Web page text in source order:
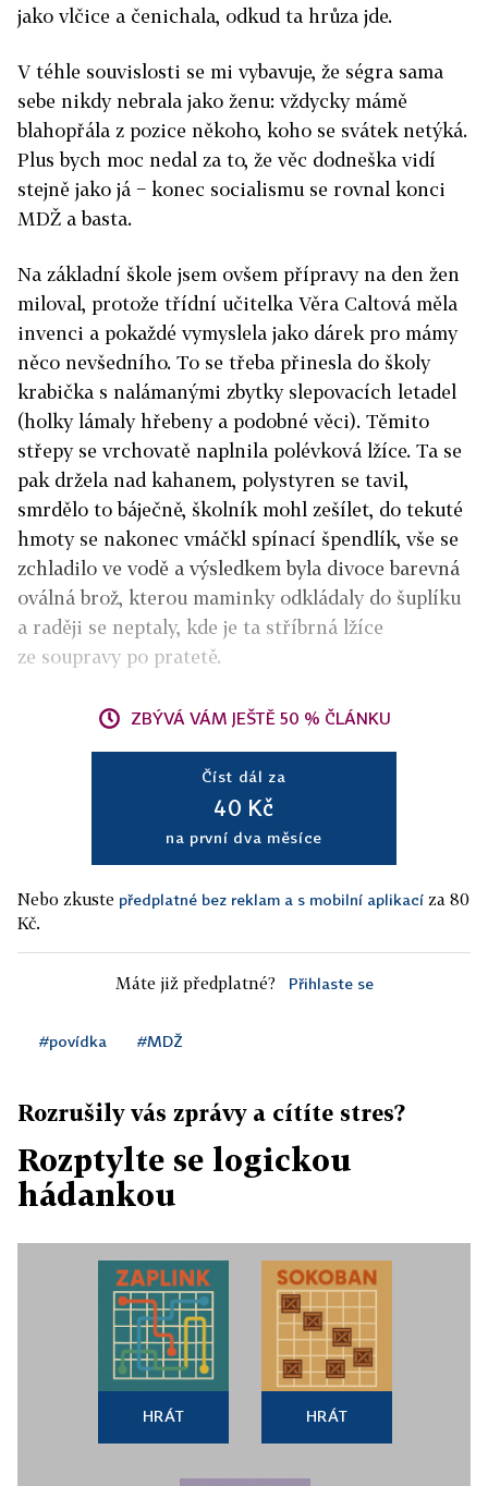
jako vlčice a čenichala, odkud ta hrůza jde.
V téhle souvislosti se mi vybavuje, že ségra sama
sebe nikdy nebrala jako ženu: vždycky mámě
blahopřála z pozice někoho, koho se svátek netýká.
Plus bych moc nedal za to, že věc dodneška vidí
stejně jako já − konec socialismu se rovnal konci
MDŽ a basta.
Na základní škole jsem ovšem přípravy na den žen
miloval, protože třídní učitelka Věra Caltová měla
invenci a pokaždé vymyslela jako dárek pro mámy
něco nevšedního. To se třeba přinesla do školy
krabička s nalámanými zbytky slepovacích letadel
(holky lámaly hřebeny a podobné věci). Těmito
střepy se vrchovatě naplnila polévková lžíce. Ta se
pak držela nad kahanem, polystyren se tavil,
smrdělo to báječně, školník mohl zešílet, do tekuté
hmoty se nakonec vmáčkl spínací špendlík, vše se
zchladilo ve vodě a výsledkem byla divoce barevná
oválná brož, kterou maminky odkládaly do šuplíku
a raději se neptaly, kde je ta stříbrná lžíce
ze soupravy po pratetě.
ZBÝVÁ VÁM JEŠTĚ 50 % ČLÁNKU
Číst dál za
40 Kč
na první dva měsíce
Nebo zkuste předplatné bez reklam a s mobilní aplikací za 80
Kč.
Máte již předplatné? Přihlaste se
#povídka #MDŽ
Rozrušily vás zprávy a cítíte stres?
Rozptylte se logickou
hádankou
HRÁT HRÁT